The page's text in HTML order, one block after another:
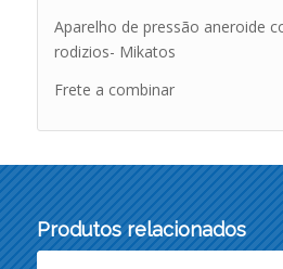
Aparelho de pressão aneroide
rodizios- Mikatos
Frete a combinar
Produtos relacionados